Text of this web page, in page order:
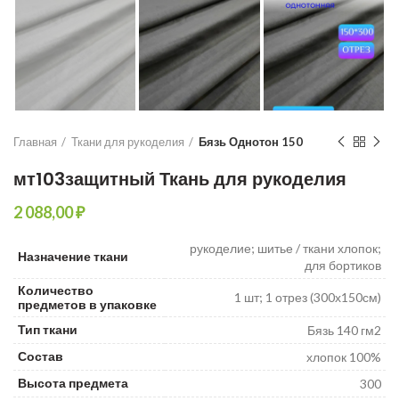
Главная Ткани для рукоделия Бязь Однотон 150
₽
мт103защитный Ткань для рукоделия
₽
Назначение ткани
рукоделие; шитье / ткани хлопок;
для бортиков
Количество
предметов в упаковке
1 шт; 1 отрез (300х150см)
Тип ткани
Бязь 140 гм2
Состав
хлопок 100%
Высота предмета
300